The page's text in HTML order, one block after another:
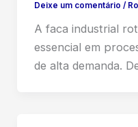
Deixe um comentário /
A faca industrial
essencial em
de alta demanda.